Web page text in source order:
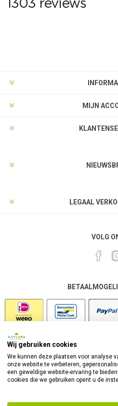
MIJN
LEGAAL
VOLG
Wij gebruiken cookies
We kunnen deze plaatsen voor analyse
onze website te verbeteren,
een geweldige website-ervaring te
cookies die we gebruiken opent u de